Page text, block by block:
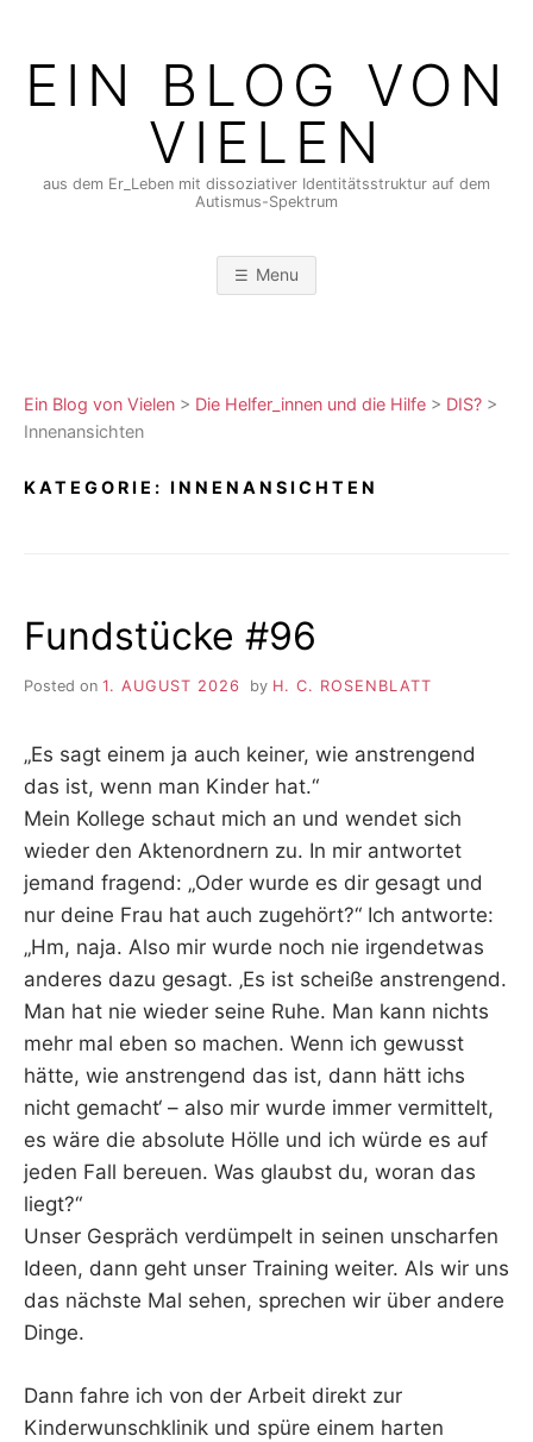
contentEIN BLOG VON
VIELEN
aus dem Er_Leben mit dissoziativer Identitätsstruktur auf dem
Autismus-Spektrum
Menu
Ein Blog von Vielen > Die Helfer_innen und die Hilfe > DIS? >
Innenansichten
KATEGORIE: INNENANSICHTEN
Fundstücke #96
Posted on 1. AUGUST 2026 by H. C. ROSENBLATT
„Es sagt einem ja auch keiner, wie anstrengend
das ist, wenn man Kinder hat.“
Mein Kollege schaut mich an und wendet sich
wieder den Aktenordnern zu. In mir antwortet
jemand fragend: „Oder wurde es dir gesagt und
nur deine Frau hat auch zugehört?“ Ich antworte:
„Hm, naja. Also mir wurde noch nie irgendetwas
anderes dazu gesagt. ‚Es ist scheiße anstrengend.
Man hat nie wieder seine Ruhe. Man kann nichts
mehr mal eben so machen. Wenn ich gewusst
hätte, wie anstrengend das ist, dann hätt ichs
nicht gemacht‘ – also mir wurde immer vermittelt,
es wäre die absolute Hölle und ich würde es auf
jeden Fall bereuen. Was glaubst du, woran das
liegt?“
Unser Gespräch verdümpelt in seinen unscharfen
Ideen, dann geht unser Training weiter. Als wir uns
das nächste Mal sehen, sprechen wir über andere
Dinge.
Dann fahre ich von der Arbeit direkt zur
Kinderwunschklinik und spüre einem harten